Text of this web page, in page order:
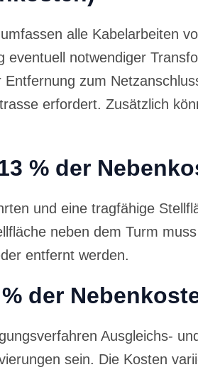
alle Kabelarbeiten
notwendiger
zum
erfordert. Zusätzlich
% der
und eine tragfähige
neben dem Turm
entfernt werden.
der
Ausgleichs-
sein. Die Kosten